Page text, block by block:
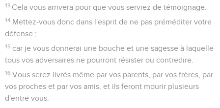
13 Cela vous arrivera pour que vous serviez de témoignage.
14 Mettez-vous donc dans l'esprit de ne pas préméditer votre
défense ;
15 car je vous donnerai une bouche et une sagesse à laquelle
tous vos adversaires ne pourront résister ou contredire.
16 Vous serez livrés même par vos parents, par vos frères, par
vos proches et par vos amis, et ils feront mourir plusieurs
d'entre vous.